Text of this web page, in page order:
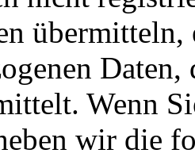
übermitteln,
Wenn
wir die